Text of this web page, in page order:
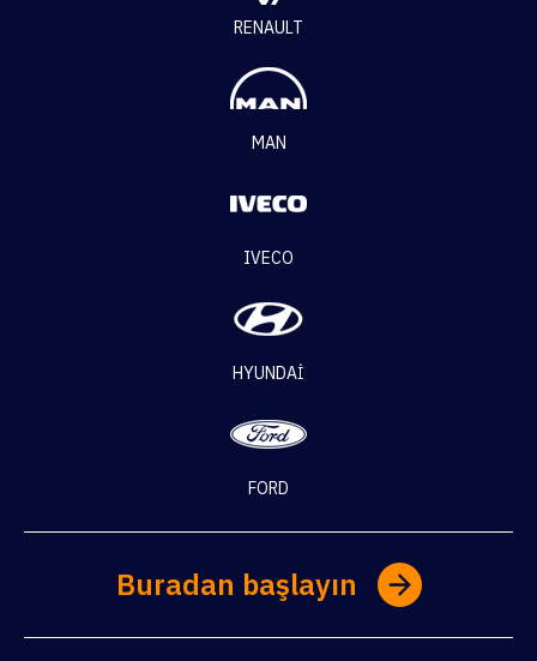
RENAULT
MAN
IVECO
HYUNDAI
FORD
Buradan başlayın